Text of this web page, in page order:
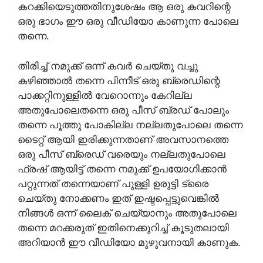
കറക്കിയെടുത്തതിനുശേഷം ആ ഒരു കവറിന്റെ
ഒരു ഭാഗം ഈ ഒരു വീഡിയോ കാണുന്ന പോലെ
തന്നെ.
തിരിച്ച് നമുക്ക് ഒന്ന് കവർ ചെയ്തു വച്ചു
കഴിഞ്ഞാൽ തന്നെ പിന്നീട് ഒരു ബ്രെഡിന്റെ
പാക്കറ്റിനുള്ളിൽ വേറൊന്നും കേറില്ല
അതുപോലെതന്നെ ഒരു പീസ് ബ്രഡ് പോലും
തന്നെ പൂത്തു പോകില്ല നല്ലതുപോലെ തന്നെ
ടൈറ്റ് ആയി ഇരിക്കുന്നതാണ് അവസാനത്തെ
ഒരു പീസ് ബ്രെഡ് വരെയും നല്ലതുപോലെ
ഫ്രഷ് ആയിട്ട് തന്നെ നമുക്ക് ഉപയോഗിക്കാൻ
പറ്റുന്നത് തന്നെയാണ് പുള്ളി ഉരുട്ടി ട്രൈ
ചെയ്തു നോക്കണം ഇത് ഇഷ്ടപ്പെട്ടുവെങ്കിൽ
നിങ്ങൾ ഒന്ന് ലൈക് ചെയ്യാനും അതുപോലെ
തന്നെ മറക്കരുത് ഇതിനെക്കുറിച്ച് കൂടുതലായി
അറിയാൻ ഈ വീഡിയോ മുഴുവനായി കാണുക.